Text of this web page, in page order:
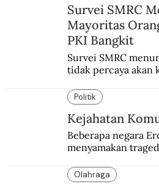
Survei SMRC
Mayoritas
PKI Bangkit
Survei SMRC
tidak percaya akan
tujuan politik.
Politik
Kejahatan
Beberapa negara
menyamakan
Olahraga